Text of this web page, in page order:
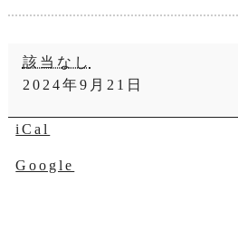
該当なし
2024年9月21日
iCal
Google